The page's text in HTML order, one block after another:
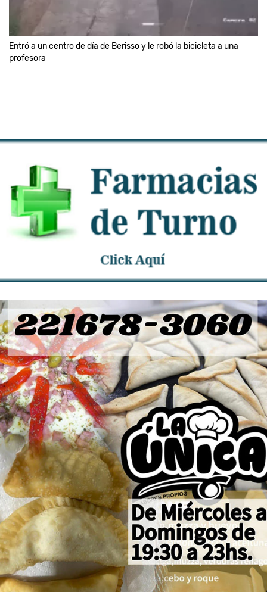
Entró a un centro de día de Berisso y le robó la bicicleta a una
profesora